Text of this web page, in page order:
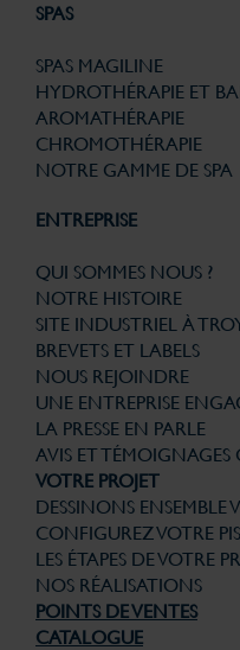
SPAS
SPAS MAGILINE
HYDROTHÉRAPIE ET
AROMATHÉRAPIE
CHROMOTHÉRAPIE
NOTRE GAMME DE SPA
ENTREPRISE
QUI SOMMES NOUS ?
NOTRE HISTOIRE
SITE INDUSTRIEL À
BREVETS ET LABELS
NOUS REJOINDRE
UNE ENTREPRISE
LA PRESSE EN PARLE
AVIS ET TÉMOIGNAGES
VOTRE PROJET
DESSINONS ENSEMBLE
CONFIGUREZ VOTRE
LES ÉTAPES DE VOTRE
NOS RÉALISATIONS
POINTS DE VENTES
CATALOGUE